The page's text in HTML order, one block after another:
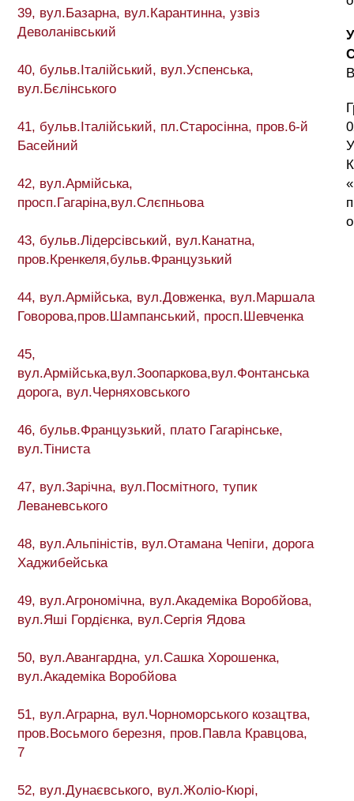
39, вул.Базарна, вул.Карантинна, узвіз
Деволанівський
40, бульв.Італійський, вул.Успенська,
вул.Бєлінського
41, бульв.Італійський, пл.Старосінна, пров.6-й
Басейний
42, вул.Армійська,
просп.Гагаріна,вул.Слєпньова
43, бульв.Лідерсівський, вул.Канатна,
пров.Кренкеля,бульв.Французький
44, вул.Армійська, вул.Довженка, вул.Маршала
Говорова,пров.Шампанський, просп.Шевченка
45,
вул.Армійська,вул.Зоопаркова,вул.Фонтанська
дорога, вул.Черняховського
46, бульв.Французький, плато Гагарінське,
вул.Тіниста
47, вул.Зарічна, вул.Посмітного, тупик
Леваневського
48, вул.Альпіністів, вул.Отамана Чепіги, дорога
Хаджибейська
49, вул.Агрономічна, вул.Академіка Воробйова,
вул.Яші Гордієнка, вул.Сергія Ядова
50, вул.Авангардна, ул.Сашка Хорошенка,
вул.Академіка Воробйова
51, вул.Аграрна, вул.Чорноморського козацтва,
пров.Восьмого березня, пров.Павла Кравцова,
7
52, вул.Дунаєвського, вул.Жоліо-Кюрі,